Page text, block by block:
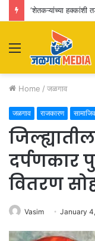
Menu
Home / जळगाव
जळगाव राजकारण
दर्पणकार
वितरण
Vasim January